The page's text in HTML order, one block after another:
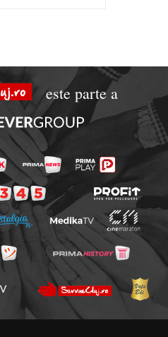
este parte a